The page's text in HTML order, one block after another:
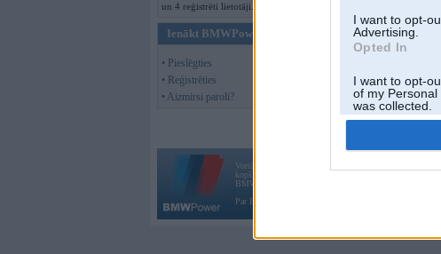
I want to opt-
Advertising.
Opted In
I want to opt-
of my
was collected.
Opted Out
un 4 reģistrēti lietotāji.
Ienākt BMWPower
• Pieslēgties
• Reģistrēties
• Aizmirsi paroli?
Vortāls BMWPower.lv darbojas
kopš 2002. gada 14. maija. Tas nav auto klubs un nav
BMW AG.
Par BMWPower